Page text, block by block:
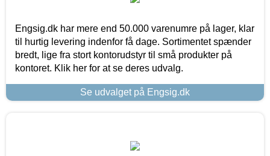
Engsig.dk har mere end 50.000 varenumre på lager, klar
til hurtig levering indenfor få dage. Sortimentet spænder
bredt, lige fra stort kontorudstyr til små produkter på
kontoret. Klik her for at se deres udvalg.
Se udvalget på Engsig.dk